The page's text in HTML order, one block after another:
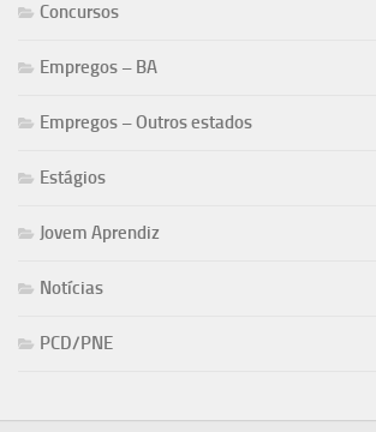
Concursos
Empregos – BA
Empregos – Outros estados
Estágios
Jovem Aprendiz
Notícias
PCD/PNE